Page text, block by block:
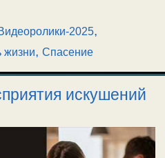
2025,
жизни, Спасение
искушений